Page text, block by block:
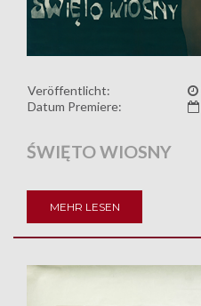
Veröffentlicht:
Datum Premiere:
ŚWIĘTO WIOSNY
MEHR LESEN